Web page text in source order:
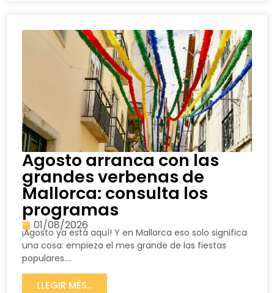
Agosto arranca con las
grandes verbenas de
Mallorca: consulta los
programas
01/08/2026
¡Agosto ya está aquí! Y en Mallorca eso solo significa
una cosa: empieza el mes grande de las fiestas
populares....
LLEGIR MÉS...